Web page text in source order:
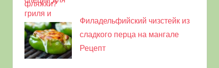
Филадельфийский чизстейк из
сладкого перца на мангале
Рецепт